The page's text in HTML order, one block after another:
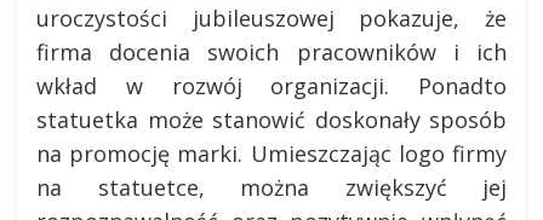
uroczystości jubileuszowej pokazuje, że
firma docenia swoich pracowników i ich
wkład w rozwój organizacji. Ponadto
statuetka może stanowić doskonały sposób
na promocję marki. Umieszczając logo firmy
na statuetce, można zwiększyć jej